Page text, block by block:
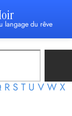
langage du rêve
R S T U V W X